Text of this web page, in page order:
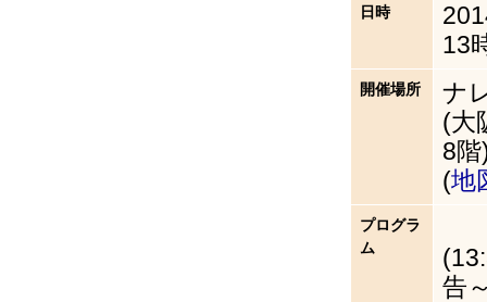
日時
13
開催場所
ナ
(大
8階
(地
プログラ
ム
告